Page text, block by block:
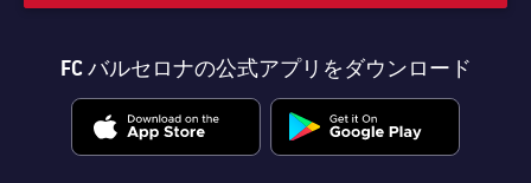
FC バルセロナの公式アプリをダウンロード